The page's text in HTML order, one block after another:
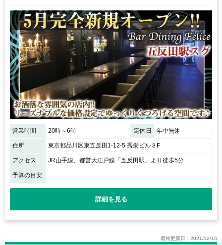
営業時間 20時～6時 定休日 年中無休
住所 東京都品川区東五反田1-12-5 秀栄ビル３F
アクセス JR山手線、都営大江戸線「五反田駅」より徒歩5分
予算の目安
詳細を見る
最終更新日：2021/12/16